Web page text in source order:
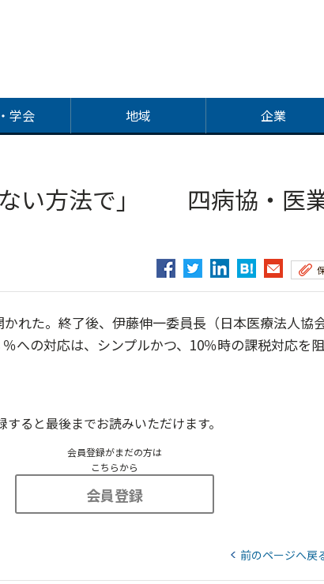
学会 地域 企業
ない方法で」 四病協・医
れた。終了後、伊藤伸一委員長（日本医療法人協
への対応は、シンプルかつ、10％時の課税対応を阻
ると最後までお読みいただけます。
会員登録がまだの方は
こちらから
会員登録
前のページへ戻